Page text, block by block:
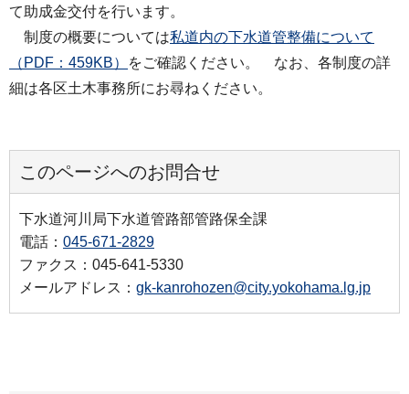
て助成金交付を行います。
制度の概要については私道内の下水道管整備について
（PDF：459KB）
をご確認ください。 なお、各制度の詳
細は各区土木事務所にお尋ねください。
このページへのお問合せ
下水道河川局下水道管路部管路保全課
電話： 045-671-2829
ファクス：045-641-5330
メールアドレス： gk-kanrohozen@city.yokohama.lg.jp